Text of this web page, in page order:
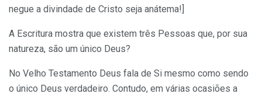
negue a divindade de Cristo seja anátema!]
A Escritura mostra que existem três Pessoas que, por sua
natureza, são um único Deus?
No Velho Testamento Deus fala de Si mesmo como sendo
o único Deus verdadeiro. Contudo, em várias ocasiões a